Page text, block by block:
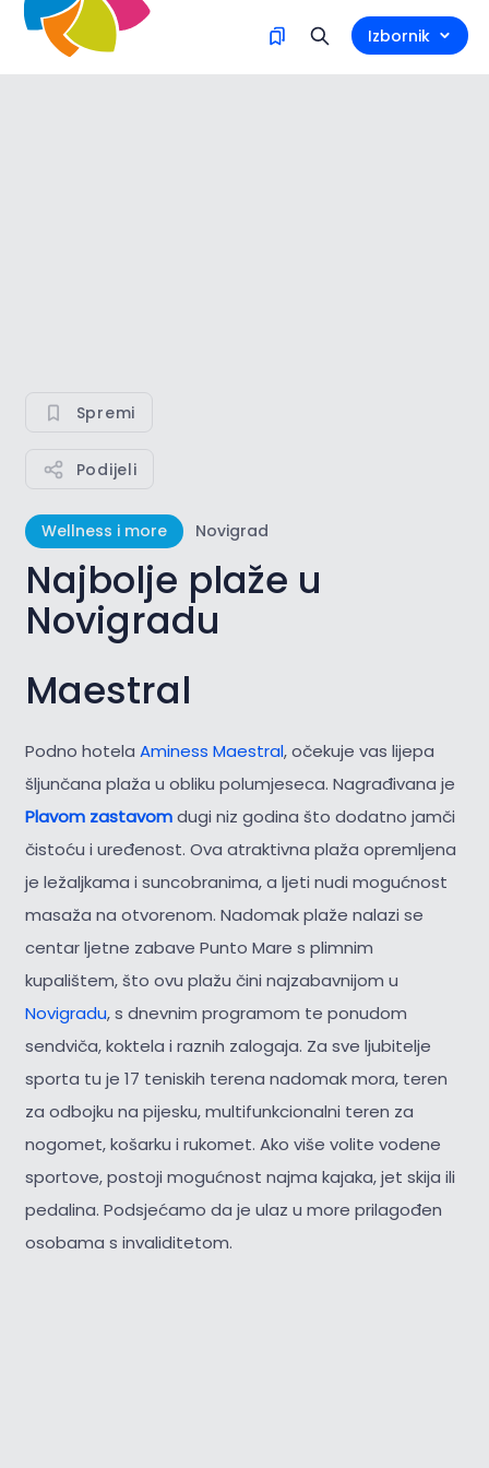
Izbornik
Spremi
Podijeli
Wellness i more Novigrad
Najbolje plaže u
Novigradu
Maestral
Podno hotela Aminess Maestral, očekuje vas lijepa
šljunčana plaža u obliku polumjeseca. Nagrađivana je
Plavom zastavomdugi niz godina što dodatno jamči
čistoću i uređenost. Ova atraktivna plaža opremljena
je ležaljkama i suncobranima, a ljeti nudi mogućnost
masaža na otvorenom. Nadomak plaže nalazi se
centar ljetne zabave Punto Mare s plimnim
kupalištem, što ovu plažu čini najzabavnijom u
Novigradu, s dnevnim programom te ponudom
sendviča, koktela i raznih zalogaja. Za sve ljubitelje
sporta tu je 17 teniskih terena nadomak mora, teren
za odbojku na pijesku, multifunkcionalni teren za
nogomet, košarku i rukomet. Ako više volite vodene
sportove, postoji mogućnost najma kajaka, jet skija ili
pedalina. Podsjećamo da je ulaz u more prilagođen
osobama s invaliditetom.